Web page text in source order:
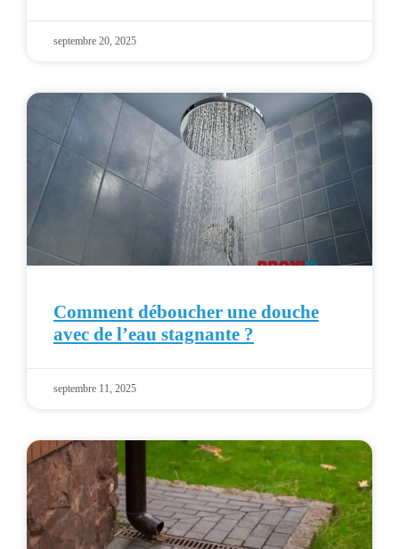
septembre 20, 2025
Comment déboucher une douche
avec de l’eau stagnante ?
septembre 11, 2025